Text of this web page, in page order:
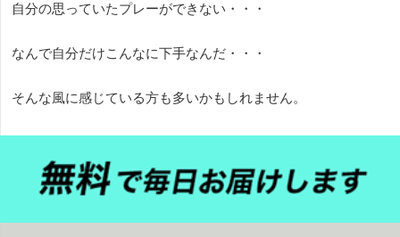
自分の思っていたプレーができない・・・
なんで自分だけこんなに下手なんだ・・・
そんな風に感じている方も多いかもしれません。
どうしてもネガティブなことを考えがちになってしまいます